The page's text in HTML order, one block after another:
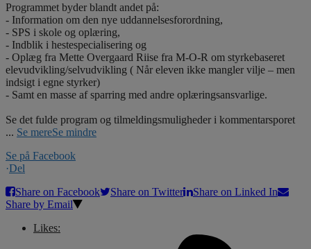
Programmet byder blandt andet på:
- Information om den nye uddannelsesforordning,
- SPS i skole og oplæring,
- Indblik i hestespecialisering og
- Oplæg fra Mette Overgaard Riise fra M-O-R om styrkebaseret
elevudvikling/selvudvikling ( Når eleven ikke mangler vilje – men
indsigt i egne styrker)
- Samt en masse af sparring med andre oplæringsansvarlige.
Se det fulde program og tilmeldingsmuligheder i kommentarsporet
... Se mereSe mindre
Se på Facebook
·Del
Share on Facebook
Share on Twitter
Share on Linked In
Share by Email
Likes: